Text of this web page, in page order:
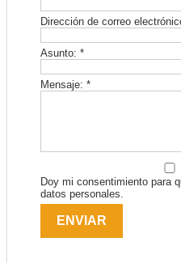
Dirección de correo
Asunto: *
Mensaje: *
Doy mi consentimiento para
datos personales.